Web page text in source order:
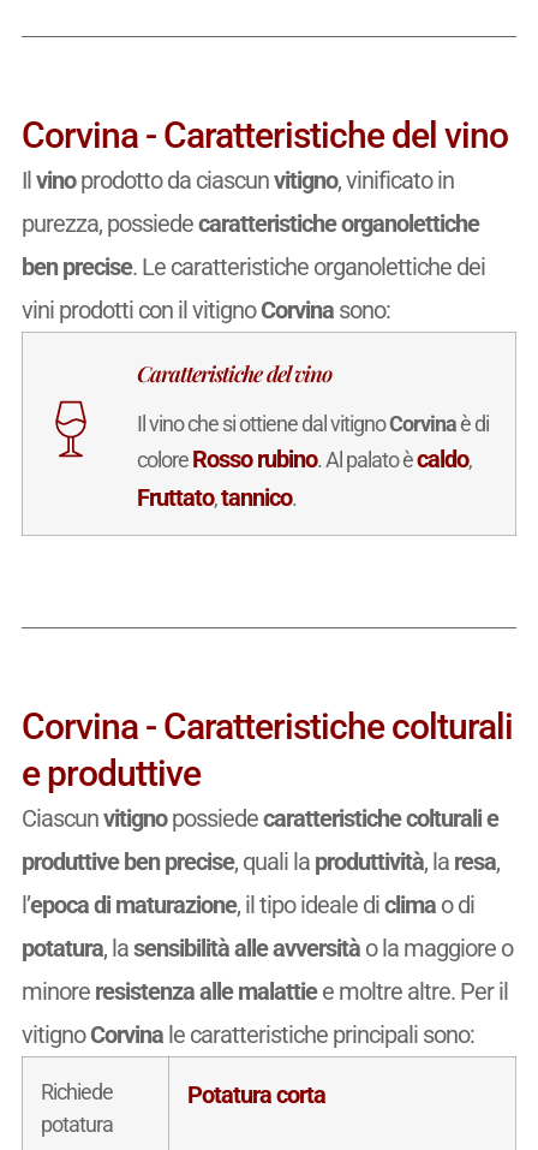
Corvina - Caratteristiche del vino
Ilvinoprodotto da ciascunvitigno, vinificato in
purezza, possiedecaratteristiche organolettiche
ben precise. Le caratteristiche organolettiche dei
vini prodotti con il vitignoCorvinasono:
Caratteristiche del vino
Il vino che si ottiene dal vitignoCorvinaè di
coloreRosso rubino. Al palato ècaldo,
Fruttato,tannico.
Corvina - Caratteristiche colturali
e produttive
Ciascunvitignopossiedecaratteristiche colturali e
produttive ben precise, quali la produttività, la resa,
l’epoca di maturazione, il tipo ideale diclimao di
potatura, lasensibilità alle avversitào la maggiore o
minore resistenza alle malattiee moltre altre. Per il
vitignoCorvinale caratteristiche principali sono:
Richiede
potatura
Potatura corta